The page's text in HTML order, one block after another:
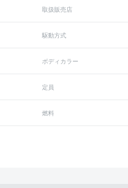
取扱販売店
駆動方式
ボディカラー
定員
燃料